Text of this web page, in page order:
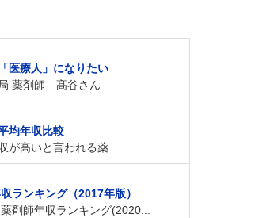
医療人」になりたい
薬剤師 髙谷さん
均年収比較
が高いと言われる薬
ランキング（2017年版）
剤師年収ランキング(2020...